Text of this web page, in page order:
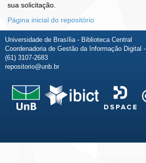
sua solicitação.
Página inicial do repositório
Universidade de Brasília - Biblioteca Central
Coordenadoria de Gestão da Informação Digital
(61) 3107-2683
repositorio@unb.br